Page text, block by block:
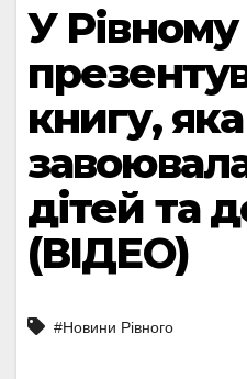
У Рівному
книгу,
дітей та
(ВІДЕО)
#Новини Рівного